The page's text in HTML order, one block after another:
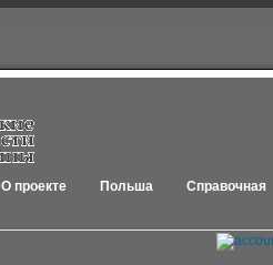
О проекте Польша Справочная